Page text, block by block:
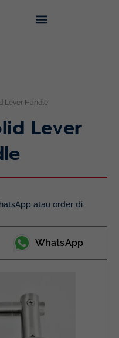
Lever Handle
Lever
atau order di
WhatsApp